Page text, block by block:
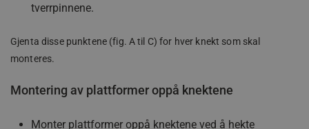
tverrpinnene.
Gjenta disse punktene (fig. A til C) for hver knekt som skal
monteres.
Montering av plattformer oppå knektene
Monter plattformer oppå knektene ved å hekte